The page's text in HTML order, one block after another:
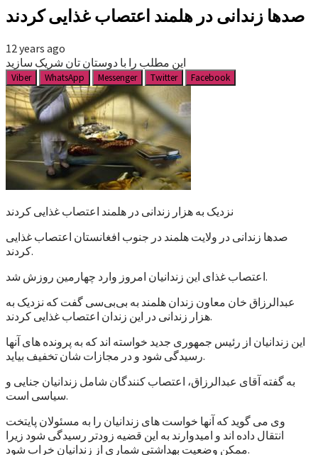
صدها زندانی در هلمند اعتصاب غذایی کردند
12 years ago
این مطلب را با دوستان تان شریک سازید
Viber WhatsApp Messenger Twitter Facebook
نزدیک به هزار زندانی در هلمند اعتصاب غذایی کردند
صدها زندانی در ولایت هلمند در جنوب افغانستان اعتصاب غذایی
کردند.
اعتصاب غذای این زندانیان امروز وارد چهارمین روزش شد.
عبدالرزاق خان معاون زندان هلمند به بی‌بی‌سی گفت که نزدیک به
هزار زندانی در این زندان اعتصاب غذایی کردند.
این زندانیان از رئیس جمهوری جدید خواسته اند که به پرونده های آنها
رسیدگی شود و در مجازات شان تخفیف بیاید.
به گفته آقای عبدالرزاق، اعتصاب کنندگان شامل زندانیان جنایی و
سیاسی است.
وی می گوید که آنها خواست های زندانیان را به مسئولان پایتخت
انتقال داده اند و امیدوارند به این قضیه زودتر رسیدگی شود زیرا
ممکن وضعیت بهداشتی شماری از زندانیان خراب شود.